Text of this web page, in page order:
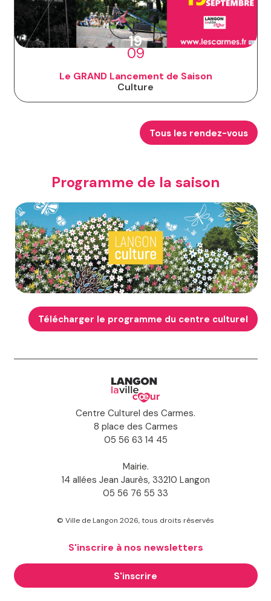
19
09
Le GRAND Lancement de Saison
Culture
Tous les rendez-vous
Programme de la saison
Télécharger le programme du centre culturel
Centre Culturel des Carmes.
8 place des Carmes
05 56 63 14 45
Mairie.
14 allées Jean Jaurès, 33210 Langon
05 56 76 55 33
© Ville de Langon 2026, tous droits réservés
S'inscrire à nos newsletters
S'inscrire